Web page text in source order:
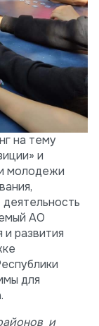
на тему
и
молодежи
АО
развития
для
и